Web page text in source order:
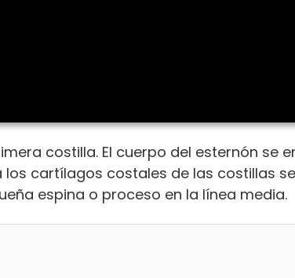
costilla. El cuerpo del esternón se
cartílagos costales de las costillas
espina o proceso en la línea media.